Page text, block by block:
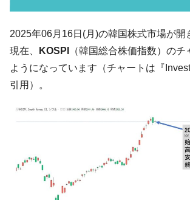
韓国「ここは北朝鮮なのか
ーにウソのデータを入力したのは明白だ」
言。
だ。
『韓国銀行』が「金の保有
す」⇒「金を経由するドル入手」手段で
『Money1』
韓国･外為取引量「1日当た
ル」まで拡大 ⇒ 海外資金の動きに強く左
『Money1』
韓国･帰ってきた李在明。
2025年06月16日(月)の韓国株式市場が開
現在、
KOSPI
（韓国総合株価指数）の
ようになっています（チャートは『
引用）。